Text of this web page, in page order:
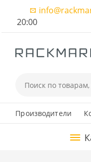
20:00
Производители